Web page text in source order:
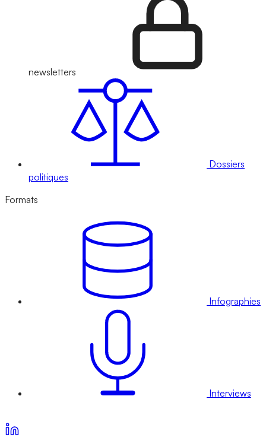
newsletters
Dossiers
politiques
Formats
Infographies
Interviews